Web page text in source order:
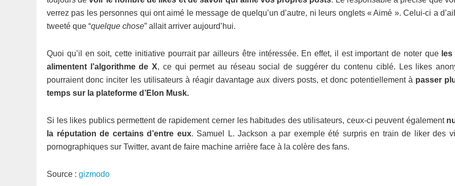
verrez pas les personnes qui ont aimé le message de quelqu’un d’autre, ni leurs onglets « Aimé ». Celui-ci a
tweeté que “quelque chose” allait arriver aujourd’hui.
Quoi qu’il en soit, cette initiative pourrait par ailleurs être intéressée. En effet, il est important de noter que
alimentent l’algorithme de X, ce qui permet au réseau social de suggérer du contenu ciblé. Les likes
pourraient donc inciter les utilisateurs à réagir davantage aux divers posts, et donc potentiellement à passer
temps sur la plateforme d’Elon Musk.
Si les likes publics permettent de rapidement cerner les habitudes des utilisateurs, ceux-ci peuvent également
la réputation de certains d’entre eux. Samuel L. Jackson a par exemple été surpris en train de liker des
pornographiques sur Twitter, avant de faire machine arrière face à la colère des fans.
Source : gizmodo